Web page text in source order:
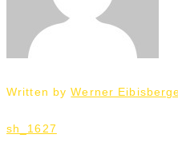
Written byWerner
Beitrags-
Navigation
sh_1627